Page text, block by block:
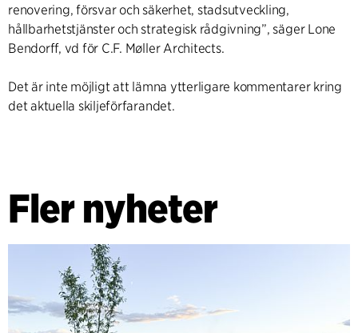
renovering, försvar och säkerhet, stadsutveckling,
hållbarhetstjänster och strategisk rådgivning”, säger Lone
Bendorff, vd för C.F. Møller Architects.
Det är inte möjligt att lämna ytterligare kommentarer kring
det aktuella skiljeförfarandet.
Fler nyheter